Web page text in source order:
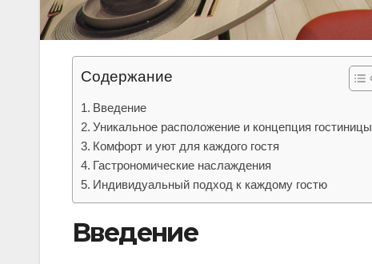
Содержание
Введение
Уникальное расположение и концепция гостиницы
Комфорт и уют для каждого гостя
Гастрономические наслаждения
Индивидуальный подход к каждому гостю
Введение